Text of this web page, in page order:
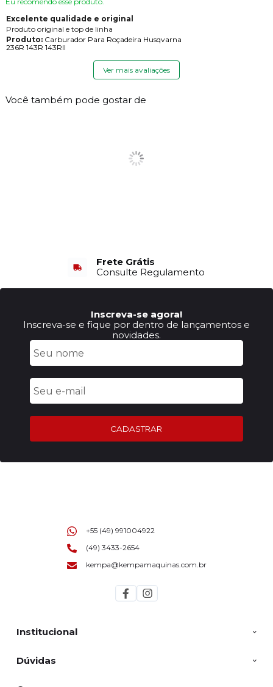
Excelente qualidade e original
Produto original e top de linha
Produto:Carburador Para Roçadeira Husqvarna
236R 143R 143RII
Ver mais avaliações
Você também pode gostar de
Frete Grátis
Consulte Regulamento
Inscreva-se agora!
Inscreva-se e fique por dentro de lançamentos e
novidades.
CADASTRAR
Institucional
Dúvidas
+55 (49) 991004922
(49) 3433-2654
kempa@kempamaquinas.com.br